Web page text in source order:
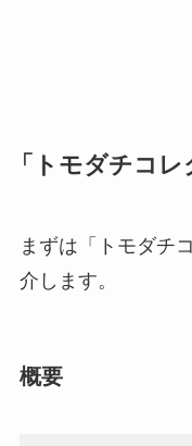
「トモダチコ
まずは「トモダチ
介します。
概要